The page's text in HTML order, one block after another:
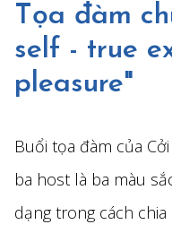
Tọa đàm
self - true
pleasure"
Buổi tọa đàm của
ba host là ba màu
dạng trong cách